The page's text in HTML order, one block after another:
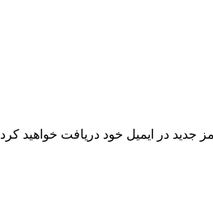
جدید در ایمیل خود دریافت خواهید کرد